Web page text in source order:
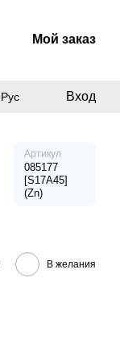
Мой заказ
Рус Вход
Артикул
085177
[S17A45]
(Zn)
В желания